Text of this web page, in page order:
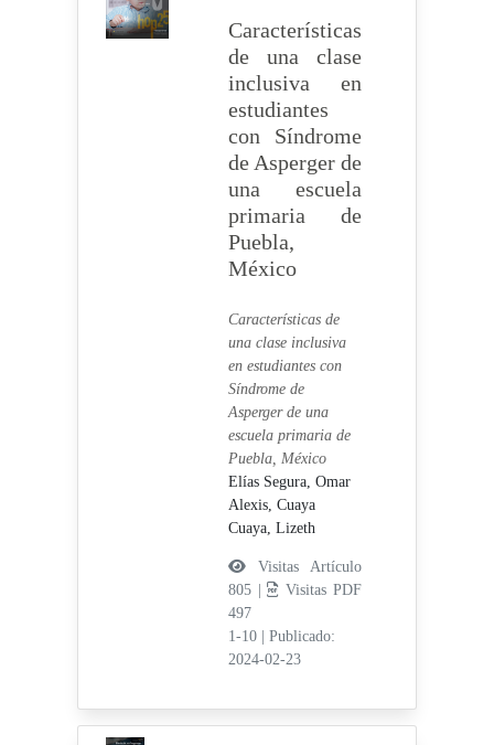
Características
de una clase
inclusiva en
estudiantes
con Síndrome
de Asperger de
una escuela
primaria de
Puebla,
México
Características de
una clase inclusiva
en estudiantes con
Síndrome de
Asperger de una
escuela primaria de
Puebla, México
Elías Segura, Omar
Alexis, Cuaya
Cuaya, Lizeth
Visitas Artículo
805 |
Visitas PDF
497
1-10
Publicado:
2024-02-23